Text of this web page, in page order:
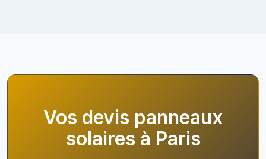
Vos devis panneaux
solaires à Paris